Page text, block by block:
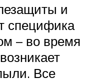
и
специфика
– во время
Все